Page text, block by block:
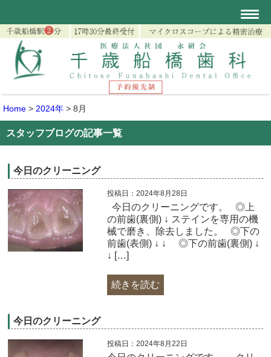
Home > 2024年 > 8月
スタッフブログの記事一覧
今日のクリーニング
投稿日：2024年8月28日
今日のクリーニングです。 ◎上
の前歯(裏側) ↓ ステインを専用の機
械で磨き、除去しました。 ◎下の
前歯(表側) ↓ ↓ ◎下の前歯(裏側) ↓
↓ […]
続きを読む
今日のクリーニング
投稿日：2024年8月22日